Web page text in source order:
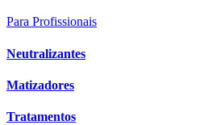
Para Profissionais
Neutralizantes
Matizadores
Tratamentos